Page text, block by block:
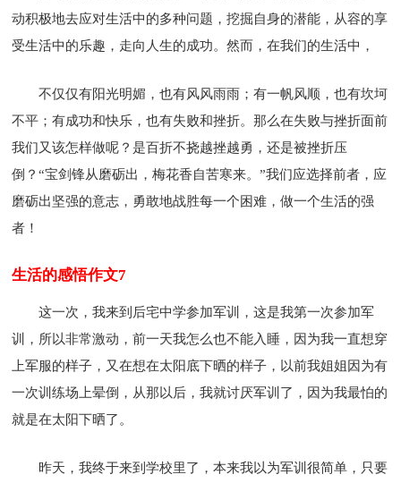
动积极地去应对生活中的多种问题，挖掘自身的潜能，从容的享
受生活中的乐趣，走向人生的成功。然而，在我们的生活中，
不仅仅有阳光明媚，也有风风雨雨；有一帆风顺，也有坎坷
不平；有成功和快乐，也有失败和挫折。那么在失败与挫折面前
我们又该怎样做呢？是百折不挠越挫越勇，还是被挫折压
倒？“宝剑锋从磨砺出，梅花香自苦寒来。”我们应选择前者，应
磨砺出坚强的意志，勇敢地战胜每一个困难，做一个生活的强
者！
生活的感悟作文7
这一次，我来到后宅中学参加军训，这是我第一次参加军
训，所以非常激动，前一天我怎么也不能入睡，因为我一直想穿
上军服的样子，又在想在太阳底下晒的样子，以前我姐姐因为有
一次训练场上晕倒，从那以后，我就讨厌军训了，因为我最怕的
就是在太阳下晒了。
昨天，我终于来到学校里了，本来我以为军训很简单，只要